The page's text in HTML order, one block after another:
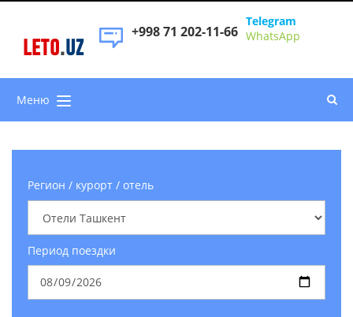
LETO.UZ
+998 71 202-11-66
Telegram
WhatsApp
Меню
Регион / курорт / отель
Период поездки